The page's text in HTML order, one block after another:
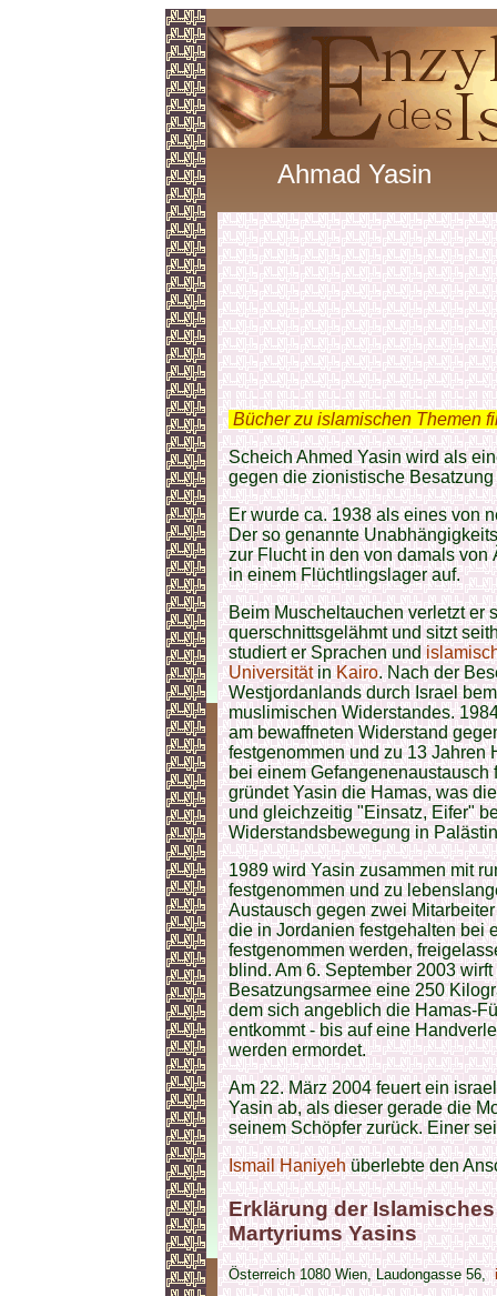
Ahmad Yasin
Bücher zu islamischen Themen
Scheich Ahmed Yasin wird als
gegen die zionistische
Er wurde ca. 1938 als eines von
Der so genannte
zur Flucht in den von damals von
in einem Flüchtlingslager auf.
Beim Muscheltauchen verletzt er
querschnittsgelähmt und sitzt
studiert er Sprachen und
UniversitätinKairo. Nach der
Westjordanlands durch Israel
muslimischen Widerstandes.
am bewaffneten Widerstand
festgenommen und zu 13 Jahren
bei einem Gefangenenaustausch
gründet Yasin die Hamas, was
und gleichzeitig "Einsatz, Eifer"
Widerstandsbewegung in
1989 wird Yasin zusammen mit
festgenommen und zu
Austausch gegen zwei
die in Jordanien festgehalten bei
festgenommen werden,
blind. Am 6. September 2003
Besatzungsarmee eine 250
dem sich angeblich die Hamas-
entkommt - bis auf eine
werden ermordet.
Am 22. März 2004 feuert ein
Yasin ab, als dieser gerade die
seinem Schöpfer zurück. Einer
Ismail Haniyehüberlebte den
Erklärung der
Martyriums Yasins
Österreich 1080 Wien, Laudongasse 56,